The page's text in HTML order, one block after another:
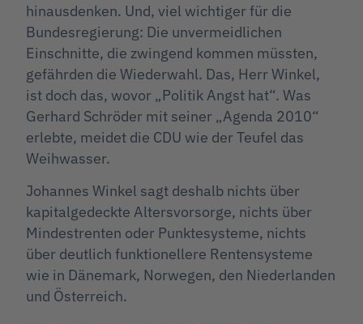
hinausdenken. Und, viel wichtiger für die
Bundesregierung: Die unvermeidlichen
Einschnitte, die zwingend kommen müssten,
gefährden die Wiederwahl. Das, Herr Winkel,
ist doch das, wovor „Politik Angst hat“. Was
Gerhard Schröder mit seiner „Agenda 2010“
erlebte, meidet die CDU wie der Teufel das
Weihwasser.
Johannes Winkel sagt deshalb nichts über
kapitalgedeckte Altersvorsorge, nichts über
Mindestrenten oder Punktesysteme, nichts
über deutlich funktionellere Rentensysteme
wie in Dänemark, Norwegen, den Niederlanden
und Österreich.